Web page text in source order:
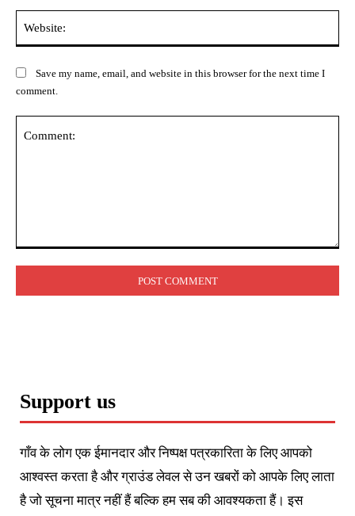
Save my name, email, and website in this browser for the next time I
comment.
Support us
गाँव के लोग एक ईमानदार और निष्पक्ष पत्रकारिता के लिए आपको
आश्वस्त करता है और ग्राउंड लेवल से उन खबरों को आपके लिए लाता
है जो सूचना मात्र नहीं हैं बल्कि हम सब की आवश्यकता हैं। इस